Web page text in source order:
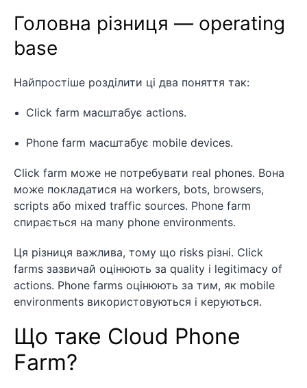
Головна різниця — operating
base
Найпростіше розділити ці два поняття так:
Click farm масштабує actions.
Phone farm масштабує mobile devices.
Click farm може не потребувати real phones. Вона
може покладатися на workers, bots, browsers,
scripts або mixed traffic sources. Phone farm
спирається на many phone environments.
Ця різниця важлива, тому що risks різні. Click
farms зазвичай оцінюють за quality і legitimacy of
actions. Phone farms оцінюють за тим, як mobile
environments використовуються і керуються.
Що таке Cloud Phone
Farm?